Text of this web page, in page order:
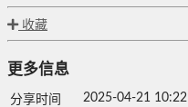
收藏
更多信息
分享时间
2025-04-21 10:22